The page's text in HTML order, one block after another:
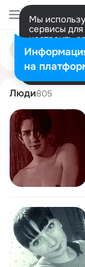
Мы
сервисы для
настроить
Разрешить
Поиск
людям
aleksandra
Люди805
на